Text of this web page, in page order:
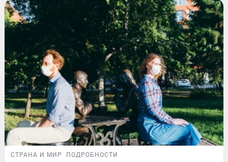
СТРАНА И МИР ПОДРОБНОСТИ